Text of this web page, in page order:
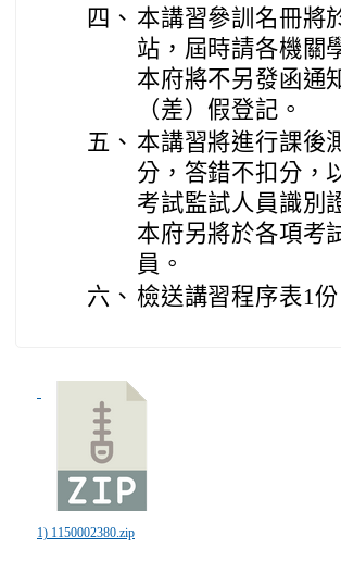
四、 本講習參訓名冊將
站，屆時請各機關
本府將不另發函通
（差）假登記。
五、 本講習將進行課後
分，答錯不扣分，
考試監試人員識別
本府另將於各項考
員。
六、 檢送講習程序表1份
1) 1150002380.zip